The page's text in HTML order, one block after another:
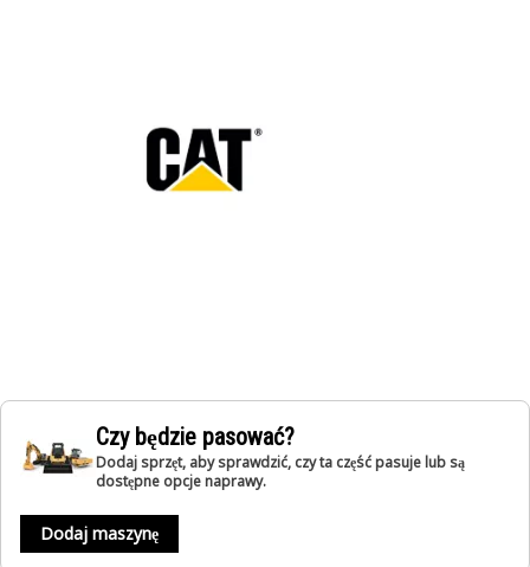
Czy będzie pasować?
Dodaj sprzęt, aby sprawdzić, czy ta część pasuje lub są
dostępne opcje naprawy.
Dodaj maszynę